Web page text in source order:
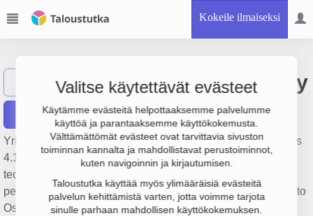
Kokeile ilmaiseksi
Valitse käytettävät evästeet
Käytämme evästeitä helpottaaksemme palvelumme
käyttöä ja parantaaksemme käyttökokemusta.
Välttämättömät evästeet ovat tarvittavia sivuston
toiminnan kannalta ja mahdollistavat perustoiminnot,
kuten navigoinnin ja kirjautumisen.
Taloustutka käyttää myös ylimääräisiä evästeitä
palvelun kehittämistä varten, jotta voimme tarjota
sinulle parhaan mahdollisen käyttökokemuksen.
Näytä haku YTM - Industrial Oy
Raportit
Yrityksen YTM - Industrial Oy liikevaihto on 35.6 milj. €, tulos
4.1 milj. € ja henkilöstömäärä 96. Sen päätoimiala on Muu
teollisuuskäyttöön tarkoitettujen koneiden tukkukauppa,
perustamisvuosi 1978 ja sijainti Vantaa. Yrityksen yhtiömuoto
Osakeyhtiö (OY).